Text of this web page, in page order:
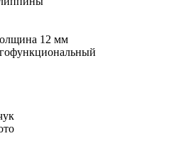
12 мм